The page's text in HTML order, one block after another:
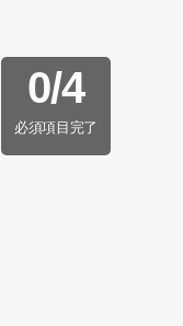
0/4
必須項目完了